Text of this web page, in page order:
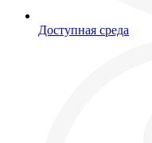
Доступная среда